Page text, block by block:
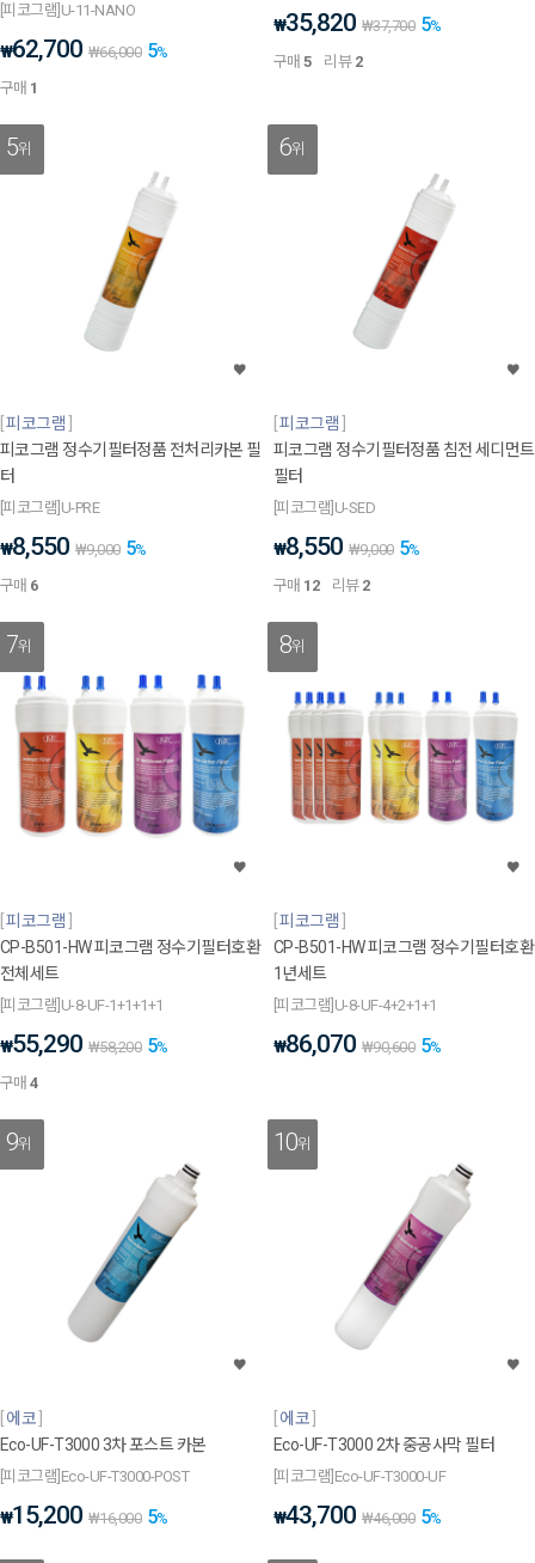
[피코그램]U-11-NANO
₩62,700 ₩66,000 5%
구매 1
₩35,820 ₩37,700 5%
구매5 리뷰 2
5위
피코그램
피코그램 정수기필터정품 전처리카본 필
터
[피코그램]U-PRE
₩8,550 ₩9,000 5%
구매 6
6위
피코그램
피코그램 정수기필터정품 침전 세디먼트
필터
[피코그램]U-SED
₩8,550 ₩9,000 5%
구매 12 리뷰 2
7위
피코그램
CP-B501-HW 피코그램 정수기필터호환
전체세트
[피코그램]U-8-UF-1+1+1+1
₩55,290 ₩58,200 5%
구매4
8위
피코그램
CP-B501-HW 피코그램 정수기필터호환
1년세트
[피코그램]U-8-UF-4+2+1+1
₩86,070 ₩90,600 5%
9위
에코
Eco-UF-T3000 3차 포스트 카본
[피코그램]Eco-UF-T3000-POST
₩15,200 ₩16,000 5%
10위
에코
Eco-UF-T3000 2차 중공사막 필터
[피코그램]Eco-UF-T3000-UF
₩43,700 ₩46,000 5%